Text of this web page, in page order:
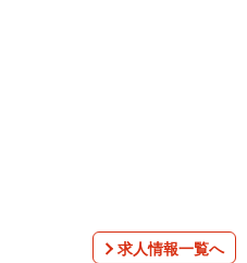
み）が省略されることなく
求人情報一覧へ